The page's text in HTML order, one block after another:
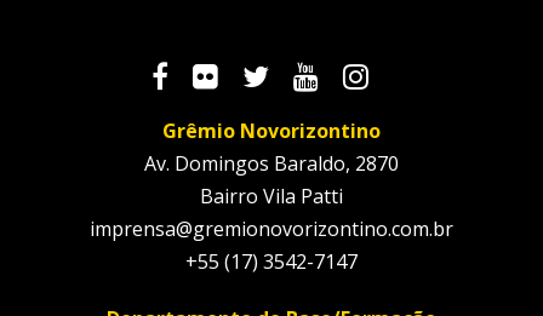
Grêmio Novorizontino
Av. Domingos Baraldo, 2870
Bairro Vila Patti
imprensa@gremionovorizontino.com.br
+55 (17) 3542-7147